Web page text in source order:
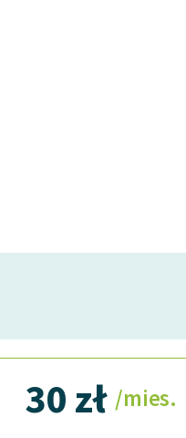
30 zł /mies.